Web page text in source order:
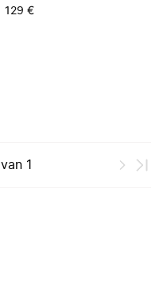
129 €
van 1